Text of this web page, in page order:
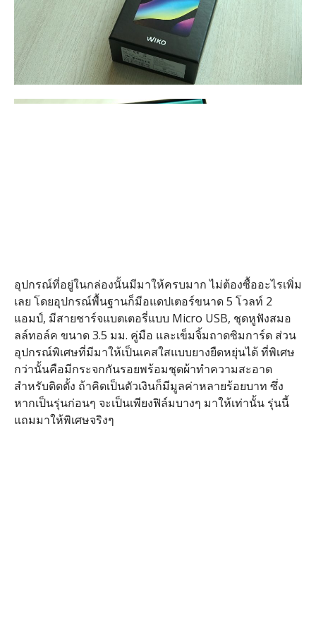
อุปกรณ์ที่อยู่ในกล่องนั้นมีมาให้ครบมาก ไม่ต้องซื้ออะไรเพิ่ม
เลย โดยอุปกรณ์พื้นฐานก็มีอแดปเตอร์ขนาด 5 โวลท์ 2
แอมป์, มีสายชาร์จแบตเตอรี่แบบ Micro USB, ชุดหูฟังสมอ
ลล์ทอล์ค ขนาด 3.5 มม. คู่มือ และเข็มจิ้มถาดซิมการ์ด ส่วน
อุปกรณ์พิเศษที่มีมาให้เป็นเคสใสแบบยางยืดหยุ่นได้ ที่พิเศษ
กว่านั้นคือมีกระจกกันรอยพร้อมชุดผ้าทำความสะอาด
สำหรับติดตั้ง ถ้าคิดเป็นตัวเงินก็มีมูลค่าหลายร้อยบาท ซึ่ง
หากเป็นรุ่นก่อนๆ จะเป็นเพียงฟิล์มบางๆ มาให้เท่านั้น รุ่นนี้
แถมมาให้พิเศษจริงๆ